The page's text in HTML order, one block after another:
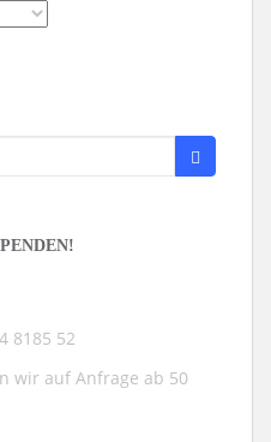
8185 52
wir auf Anfrage ab 50